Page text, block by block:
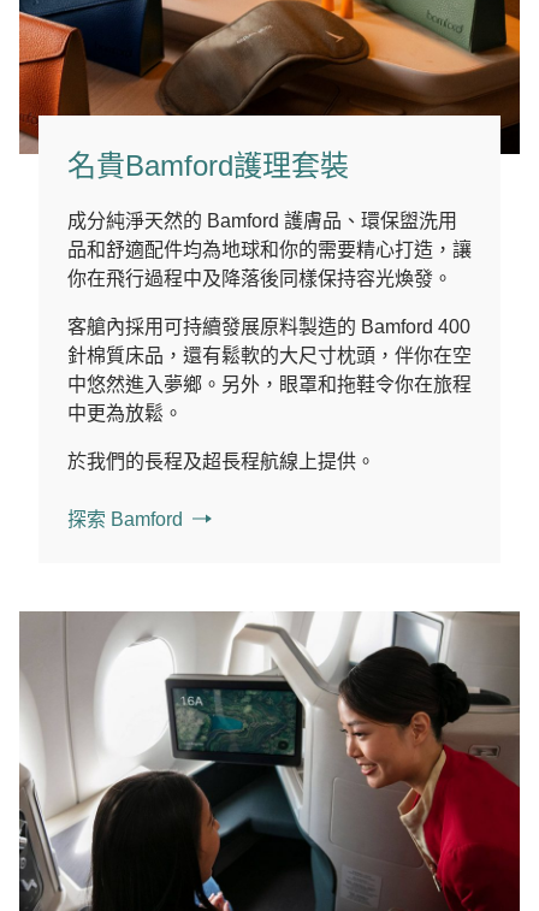
名貴Bamford護理套裝
成分純淨天然的 Bamford 護膚品、環保盥洗用
品和舒適配件均為地球和你的需要精心打造，讓
你在飛行過程中及降落後同樣保持容光煥發。
客艙內採用可持續發展原料製造的 Bamford 400
針棉質床品，還有鬆軟的大尺寸枕頭，伴你在空
中悠然進入夢鄉。另外，眼罩和拖鞋令你在旅程
中更為放鬆。
於我們的長程及超長程航線上提供。
探索 Bamford